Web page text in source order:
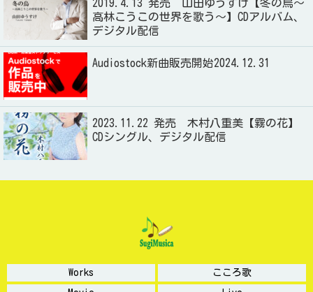
2019.4.13 発売 山田ゆうすけ【冬の烏～
高林こうこの世界を歌う～】CDアルバム、
デジタル配信
Audiostock新曲販売開始2024.12.31
2023.11.22 発売 木村八重美【霧の花】
CDシングル、デジタル配信
Works こころ歌